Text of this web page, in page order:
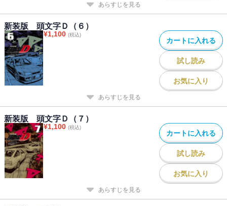
あらすじを見る
新装版 頭文字Ｄ（６）
¥1,100 (税込)
カートに入れる
試し読み
お気に入り
あらすじを見る
新装版 頭文字Ｄ（７）
¥1,100 (税込)
カートに入れる
試し読み
お気に入り
あらすじを見る